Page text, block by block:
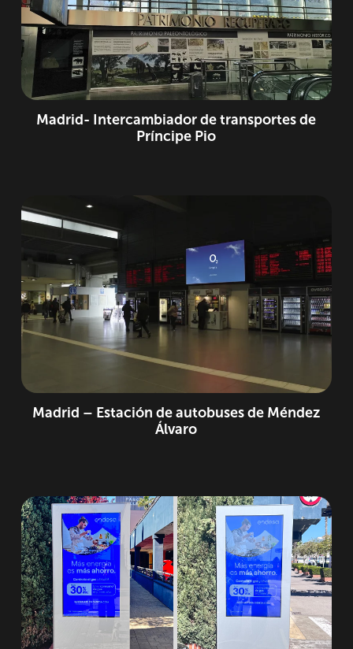
Madrid- Intercambiador de transportes de
Príncipe Pio
Madrid – Estación de autobuses de Méndez
Álvaro